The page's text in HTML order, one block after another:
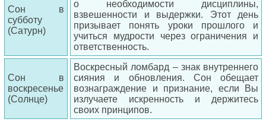
Сон в
субботу
(Сатурн)
о необходимости дисциплины,
взвешенности и выдержки. Этот день
призывает понять уроки прошлого и
учиться мудрости через ограничения и
ответственность.
Сон в
воскресенье
(Солнце)
Воскресный ломбард – знак внутреннего
сияния и обновления. Сон обещает
вознаграждение и признание, если Вы
излучаете искренность и держитесь
своих принципов.